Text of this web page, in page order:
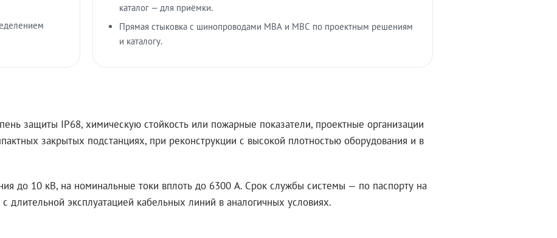
каталог — для приёмки.
Прямая стыковка с шинопроводами МВА и МВС по проектным решениям
и каталогу.
защиты IP68, химическую стойкость или пожарные показатели, проектные организации
закрытых подстанциях, при реконструкции с высокой плотностью оборудования и в
до 10 кВ, на номинальные токи вплоть до 6300 А. Срок службы системы — по паспорту на
длительной эксплуатацией кабельных линий в аналогичных условиях.